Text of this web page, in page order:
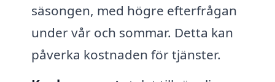
säsongen, med högre efterfrågan
under vår och sommar. Detta kan
påverka kostnaden för tjänster.